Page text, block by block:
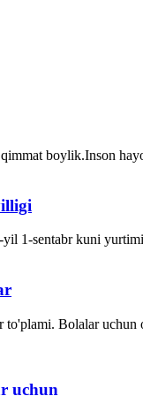
boylik.Inson
1-sentabr kuni
Bolalar
uchun